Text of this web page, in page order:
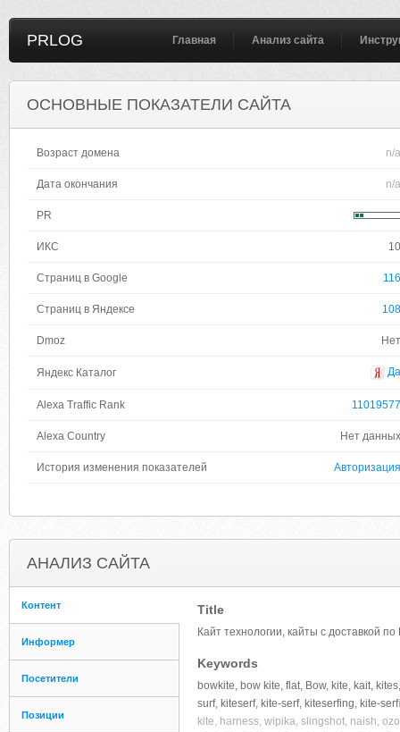
PRLOG Главная Анализ сайта
ОСНОВНЫЕ ПОКАЗАТЕЛИ САЙТА
Возраст домена n/a
Дата окончания n/a
PR
ИКС 10
Страниц в Google 116
Страниц в Яндексе 108
Dmoz Нет
Яндекс Каталог Да
Alexa Traffic Rank 11019577
Alexa Country Нет данных
История изменения показателей Авторизация
АНАЛИЗ САЙТА
Контент
Информер
Посетители
Позиции
Title
Кайт технологии, кайты с доставкой
Keywords
bowkite, bow kite, flat, Bow, kite, kait,
surf, kiteserf, kite-serf, kiteserfing, kite-serf
kite, harness, wipika, slingshot, naish,